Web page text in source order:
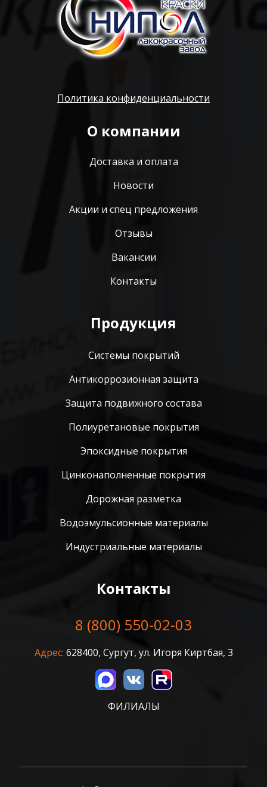
Политика конфиденциальности
О компании
Доставка и оплата
Новости
Акции и спец предложения
Отзывы
Вакансии
Контакты
Продукция
Системы покрытий
Антикоррозионная защита
Защита подвижного состава
Полиуретановые покрытия
Эпоксидные покрытия
Цинконаполненные покрытия
Дорожная разметка
Водоэмульсионные материалы
Индустриальные материалы
Контакты
8 (800) 550-02-03
Адрес: 628400, Сургут, ул. Игоря Киртбая, 3
ФИЛИАЛЫ